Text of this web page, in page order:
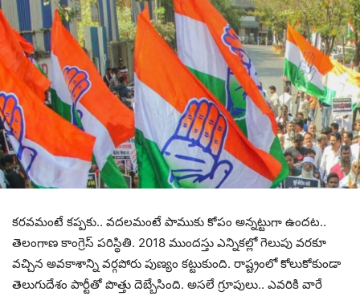
క‌ర‌వ‌మంటే క‌ప్ప‌కు.. వ‌ద‌ల‌మంటే పాముకు కోపం అన్న‌ట్టుగా ఉంద‌ట‌..
తెలంగాణ కాంగ్రెస్ ప‌రిస్థితి. 2018 ముంద‌స్తు ఎన్నిక‌ల్లో గెలుపు వ‌ర‌కూ
వ‌చ్చిన అవ‌కాశాన్ని వ‌ర్గ‌పోరు పుణ్యం క‌ట్టుకుంది. రాష్ట్రంలో కోలుకోకుండా
తెలుగుదేశం పార్టీతో పొత్తు దెబ్బేసింది. అస‌లే గ్రూపులు.. ఎవ‌రికి వారే